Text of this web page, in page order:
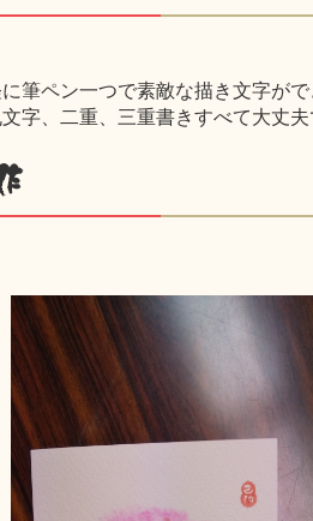
筆ペン一つで素敵な描き文字がで
字、二重、三重書きすべて大丈夫